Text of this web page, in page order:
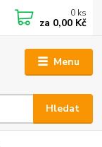
Menu
Hledat
0 ks
za 0,00 Kč